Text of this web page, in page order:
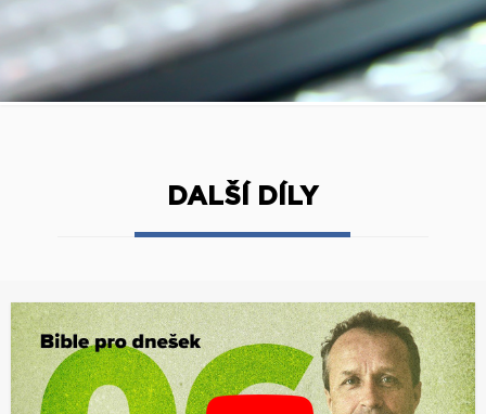
DALŠÍ DÍLY